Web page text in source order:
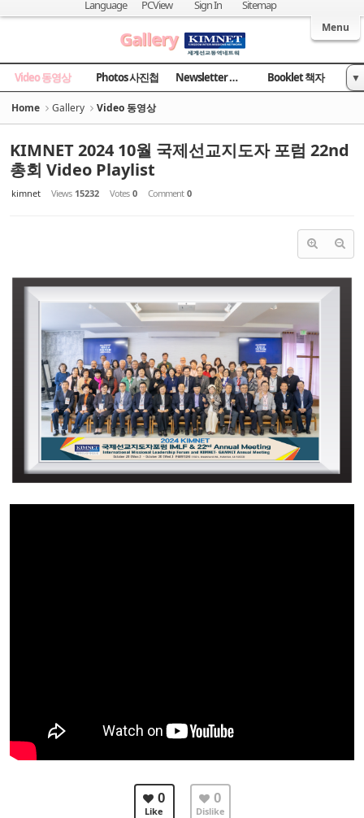
Welcome to Kingdom Inter-Missions Network
Language PCView Sign In Sitemap
Menu
Gallery
Video 동영상 Photos 사진첩 Newsletter 소식지 Booklet 책자
News 국민일보
▼
Home Gallery Video 동영상
KIMNET 2024 10월 국제선교지도자 포럼 22nd
총회 Video Playlist
kimnet Views 15232 Votes 0 Comment 0
0
Like
0
Dislike